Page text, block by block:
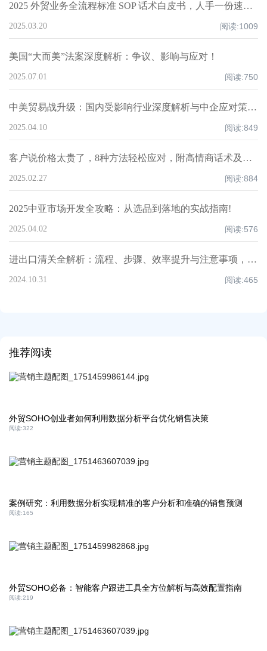
2025 外贸业务全流程标准 SOP 话术白皮书，人手一份速领！
2025.03.20 阅读:1009
美国“大而美”法案深度解析：争议、影响与应对！
2025.07.01 阅读:750
中美贸易战升级：国内受影响行业深度解析与中企应对策略！
2025.04.10 阅读:849
客户说价格太贵了，8种方法轻松应对，附高情商话术及案例！
2025.02.27 阅读:884
2025中亚市场开发全攻略：从选品到落地的实战指南!
2025.04.02 阅读:576
进出口清关全解析：流程、步骤、效率提升与注意事项，超全知识点汇总！
2024.10.31 阅读:465
推荐阅读
外贸SOHO创业者如何利用数据分析平台优化销售决策
阅读:322
案例研究：利用数据分析实现精准的客户分析和准确的销售预测
阅读:165
外贸SOHO必备：智能客户跟进工具全方位解析与高效配置指南
阅读:219